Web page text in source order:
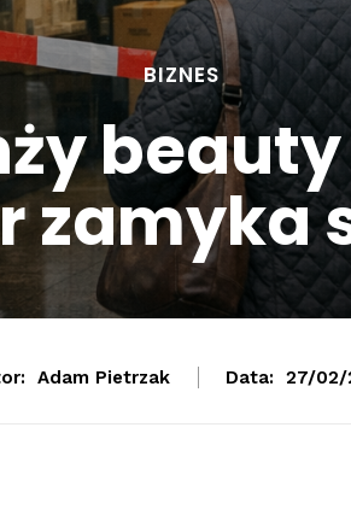
BIZNES
zamyka
Adam Pietrzak Data: 27/02/